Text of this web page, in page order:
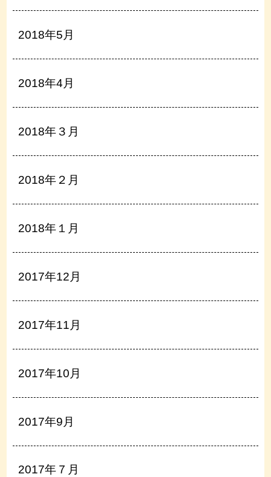
2018年5月
2018年4月
2018年３月
2018年２月
2018年１月
2017年12月
2017年11月
2017年10月
2017年9月
2017年７月